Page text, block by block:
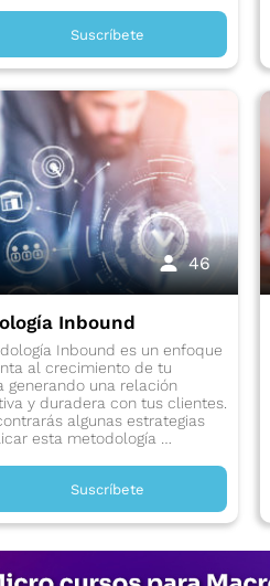
Suscríbete
46
Inbound
Inbound es un enfoque
al crecimiento de tu
generando una relación
y duradera con tus clientes.
algunas estrategias
esta metodología …
Suscríbete